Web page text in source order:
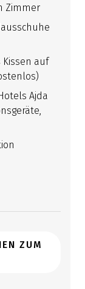
Zimmer
auf
Ajda
ZUM